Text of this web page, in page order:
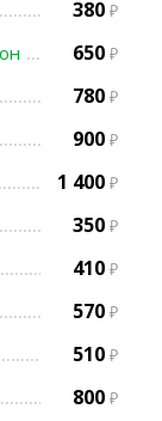
380
650
780
900
1 400
350
410
570
510
800